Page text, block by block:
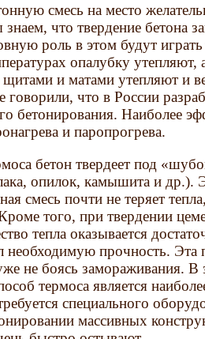
смесь на место
что твердение бетона
роль в этом будут
опалубку утепляют,
щитами и матами утепляют и
что в России
бетонирования. Наиболее
и паропрогрева.
бетон твердеет под
опилок, камышита и др.).
смесь почти не теряет
того, при твердении
тепла оказывается
необходимую прочность. Эта
не боясь замораживания. В
термоса является
специального
массивных